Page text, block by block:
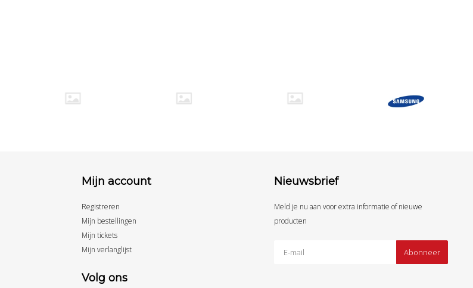
Mijn account
Registreren
Mijn bestellingen
Mijn tickets
Mijn verlanglijst
Volg ons
Nieuwsbrief
Meld je nu aan voor extra informatie of nieuwe
producten
Abonneer